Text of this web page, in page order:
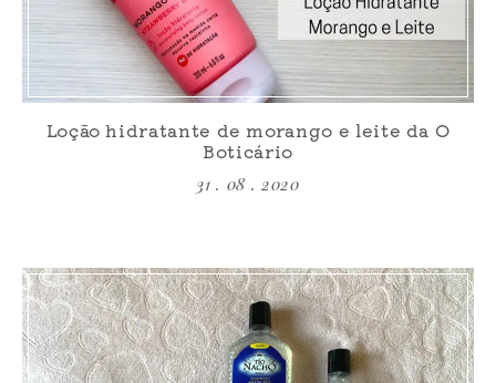
Loção hidratante de morango e leite da O
Boticário
31 . 08 . 2020